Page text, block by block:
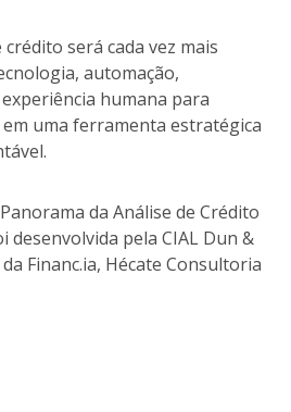
será cada vez mais
automação,
humana para
uma ferramenta estratégica
da Análise de Crédito
desenvolvida pela CIAL Dun &
Financ.ia, Hécate Consultoria